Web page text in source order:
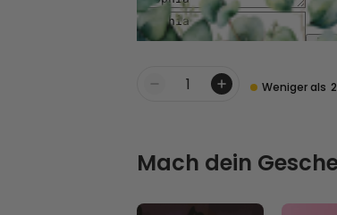
Weniger als
Mach dein